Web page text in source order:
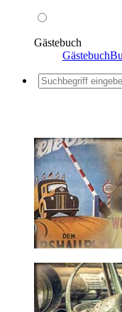
Gästebuch
Gästebuch